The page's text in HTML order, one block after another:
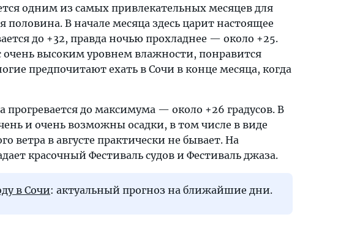
одним из самых привлекательных месяцев для
половина. В начале месяца здесь царит настоящее
до +32, правда ночью прохладнее — около +25.
очень высоким уровнем влажности, понравится
предпочитают ехать в Сочи в конце месяца, когда
прогревается до максимума — около +26 градусов. В
и очень возможны осадки, в том числе в виде
ветра в августе практически не бывает. На
красочный Фестиваль судов и Фестиваль джаза.
в Сочи: актуальный прогноз на ближайшие дни.